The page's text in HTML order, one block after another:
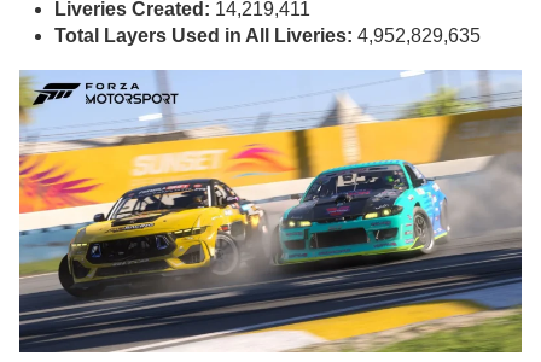
Liveries Created: 14,219,411
Total Layers Used in All Liveries: 4,952,829,635